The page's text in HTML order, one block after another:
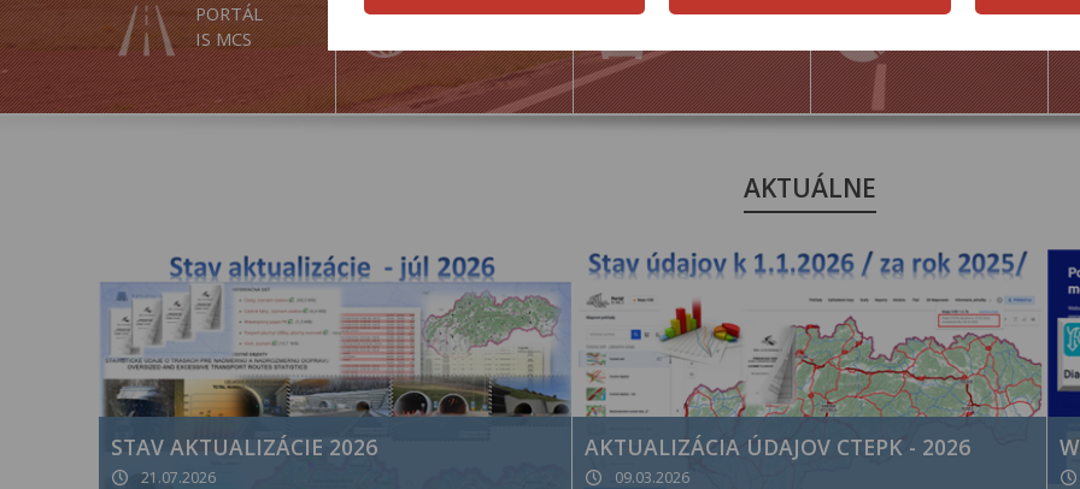
PORTÁL
IS MCS
INSPIRE
DOPRAVNÉ
ŠTATISTICKÉ
AKTUÁLNE
STAV AKTUALIZÁCIE 2026
21.07.2026
AKTUALIZÁCIA ÚDAJOV CTEPK - 2026
09.03.2026